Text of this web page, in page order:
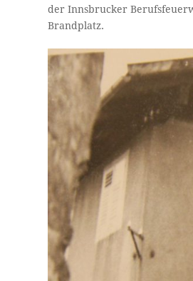
der Innsbrucker
Brandplatz.